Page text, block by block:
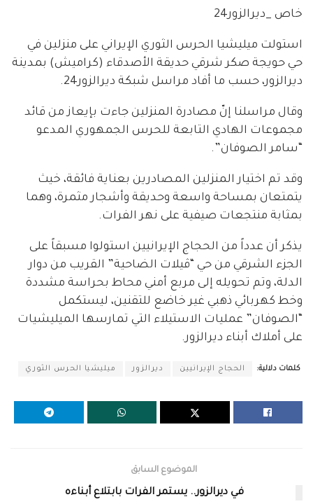
خاص _ديرالزور24
استولت ميليشيا الحرس الثوري الإيراني على منزلين في
حي حويجة صكر شرقي حديقة الأصدقاء (كراميش) بمدينة
ديرالزور، حسب ما أفاد مراسل شبكة ديرالزور24.
وقال مراسلنا إنّ مصادرة المنزلين جاءت بإيعاز من قائد
مجموعات الهادي التابعة للحرس الجمهوري المدعو
“سامر الصوفان”.
وقد تم اختيار المنزلين المصادرين بعناية فائقة، خيث
يتمتعان بمساحة واسعة وحديقة وأشجار مثمرة، وهما
بمثابة منتجعات صيفية على نهر الفرات.
يذكر أن عدداً من الحجاج الإيرانيين استولوا مسبقاً على
الجزء الشرقي من حي “ڤيلات الضاحية” القريب من دوار
الدلة، وتم تحويله إلى مربع أمني محاط بحراسة مشددة
وخط كهربائي ذهبي غير خاضع للتقنين، ليستكمل
“الصوفان” عمليات الاستيلاء التي تمارسها الميليشيات
على أملاك أبناء ديرالزور.
كلمات دلالية: الحجاج الإيرانيين ديرالزور ميليشيا الحرس الثوري
الموضوع السابق
في ديرالزور.. يستمر الفرات بابتلاع أبناءه